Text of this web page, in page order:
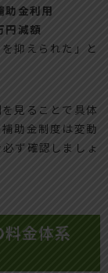
助金利用
円減額
抑えられた」と
見ることで具体
助金制度は変動
ず確認しましょ
金体系